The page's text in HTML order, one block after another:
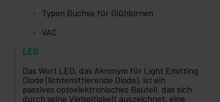
Typen Buchse für Glühbirnen
VAC
LED
Das Wort LED, das Akronym für Light Emitting
Diode (lichtemittierende Diode), ist ein
passives optoelektronisches Bauteil, das sich
durch seine Vielseitigkeit auszeichnet, eine